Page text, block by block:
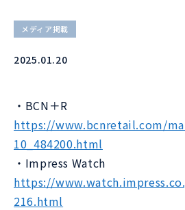
メディア掲載
2025.01.20
・BCN＋R
https://www.bcnretail.com/
10_484200.html
・Impress Watch
https://
216.html